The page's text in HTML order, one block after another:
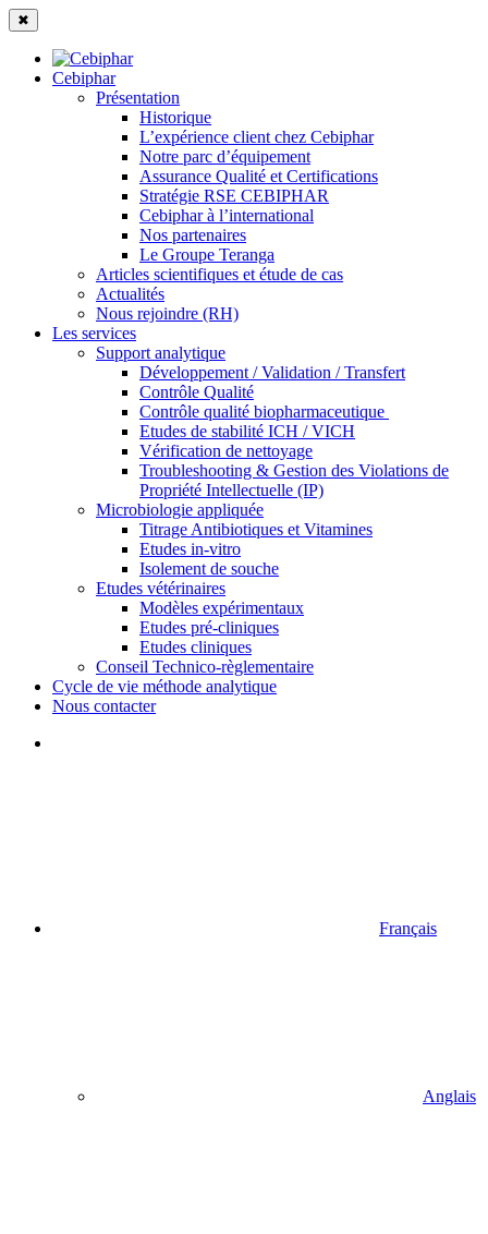
✖
Cebiphar
Présentation
Historique
L’expérience client chez Cebiphar
Notre parc d’équipement
Assurance Qualité et Certifications
Stratégie RSE CEBIPHAR
Cebiphar à l’international
Nos partenaires
Le Groupe Teranga
Articles scientifiques et étude de cas
Actualités
Nous rejoindre (RH)
Les services
Support analytique
Développement / Validation / Transfert
Contrôle Qualité
Contrôle qualité biopharmaceutique
Etudes de stabilité ICH / VICH
Vérification de nettoyage
Troubleshooting & Gestion des Violations de
Propriété Intellectuelle (IP)
Microbiologie appliquée
Titrage Antibiotiques et Vitamines
Etudes in-vitro
Isolement de souche
Etudes vétérinaires
Modèles expérimentaux
Etudes pré-cliniques
Etudes cliniques
Conseil Technico-règlementaire
Cycle de vie méthode analytique
Nous contacter
Français
Anglais